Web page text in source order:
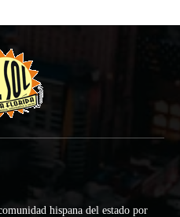
hispana del estado por